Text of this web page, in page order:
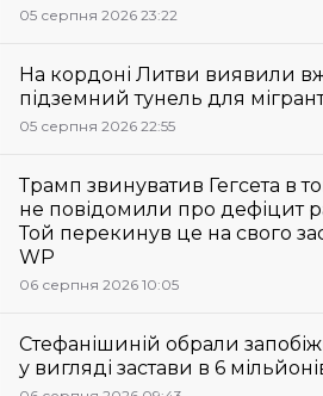
05 серпня 2026 23:22
На кордоні Литви виявили
підземний тунель для
05 серпня 2026 22:55
Трамп звинуватив Гегсета в
не повідомили про дефіцит
Той перекинув це на свого
WP
06 серпня 2026 10:05
Стефанішиній обрали
у вигляді застави в 6